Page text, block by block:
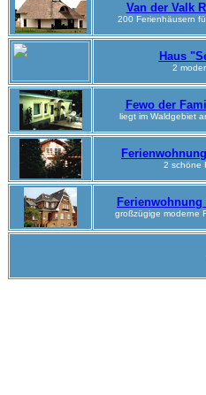
Van der Valk
200 Ferienhäusern
Haus
2
Fewo der
liegt im Waldgebiet
2 schöne
großzügige moderne